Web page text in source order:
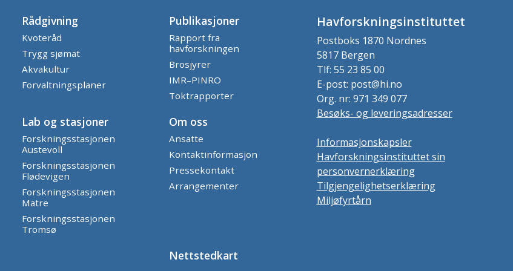
Rådgivning
Kvoteråd
Trygg sjømat
Akvakultur
Forvaltningsplaner
Publikasjoner
Rapport fra
havforskningen
Brosjyrer
IMR–PINRO
Toktrapporter
Lab og stasjoner
Forskningsstasjonen
Austevoll
Forskningsstasjonen
Flødevigen
Forskningsstasjonen
Matre
Forskningsstasjonen
Tromsø
Om oss
Ansatte
Kontaktinformasjon
Pressekontakt
Arrangementer
Nettstedkart
Havforskningsinstituttet
Postboks 1870 Nordnes
5817 Bergen
Tlf: 55 23 85 00
E-post: post@hi.no
Org. nr: 971 349 077
Besøks- og leveringsadresser
Informasjonskapsler
Havforskningsinstituttet sin
personvernerklæring
Tilgjengelighetserklæring
Miljøfyrtårn